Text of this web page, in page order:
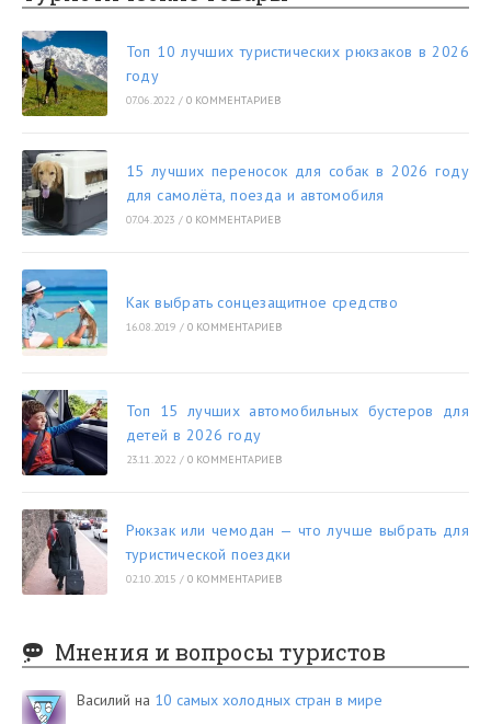
Топ 10 лучших туристических рюкзаков в 2026
году
07.06.2022 / 0 КОММЕНТАРИЕВ
15 лучших переносок для собак в 2026 году
для самолёта, поезда и автомобиля
07.04.2023 / 0 КОММЕНТАРИЕВ
Как выбрать сонцезащитное средство
16.08.2019 / 0 КОММЕНТАРИЕВ
Топ 15 лучших автомобильных бустеров для
детей в 2026 году
23.11.2022 / 0 КОММЕНТАРИЕВ
Рюкзак или чемодан — что лучше выбрать для
туристической поездки
02.10.2015 / 0 КОММЕНТАРИЕВ
Мнения и вопросы туристов
Василий на 10 самых холодных стран в мире